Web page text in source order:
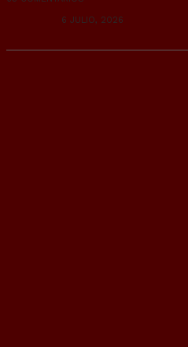
6 JULIO, 2026